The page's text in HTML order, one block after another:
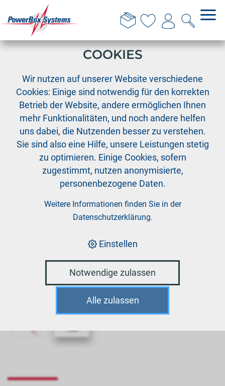
Premium Servokabel 3 x 0,35mm², 50m
DIESE WEBSITE VERWENDET
COOKIES
Wir nutzen auf unserer Website verschiedene
Cookies: Einige sind notwendig für den korrekten
Betrieb der Website, andere ermöglichen Ihnen
mehr Funktionalitäten, und noch andere helfen
uns dabei, die Nutzenden besser zu verstehen.
Sie sind also eine Hilfe, unsere Leistungen stetig
zu optimieren. Einige Cookies, sofern
zugestimmt, nutzen anonymisierte,
personenbezogene Daten.
Weitere Informationen finden Sie in der
Datenschutzerklärung.
Einstellen
Notwendige zulassen
Alle zulassen